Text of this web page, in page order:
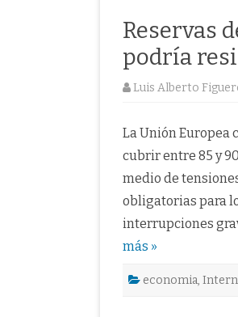
Reservas
podría
Luis Alberto
La Unión Europea
cubrir entre 85 y
medio de
obligatorias para
interrupciones
más »
economia,